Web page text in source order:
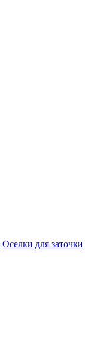
Оселки для заточки